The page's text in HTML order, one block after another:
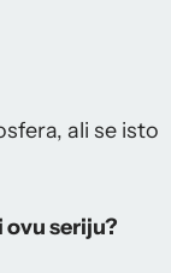
ali se isto
ovu seriju?